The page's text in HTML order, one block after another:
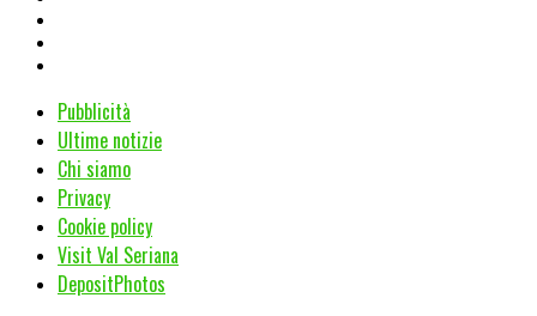
Pubblicità
Ultime notizie
Chi siamo
Privacy
Cookie policy
Visit Val Seriana
DepositPhotos